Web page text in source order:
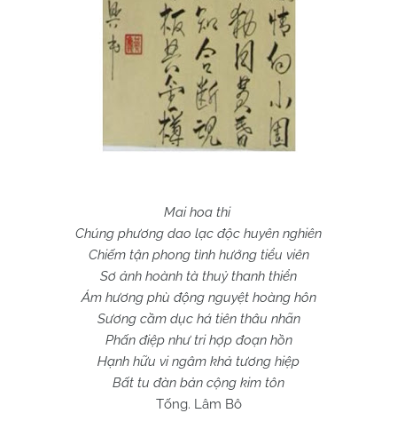
Mai hoa thi
Chúng phương dao lạc độc huyên nghiên
Chiếm tận phong tình hướng tiểu viên
Sơ ảnh hoành tà thuỷ thanh thiển
Ám hương phù động nguyệt hoàng hôn
Sương cầm dục há tiên thâu nhãn
Phấn điệp như tri hợp đoạn hồn
Hạnh hữu vi ngâm khả tương hiệp
Bất tu đàn bản cộng kim tôn
Tống. Lâm Bô